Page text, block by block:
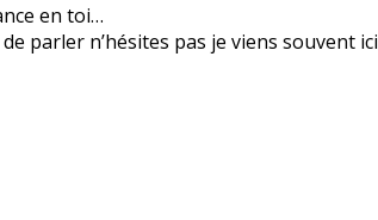
en toi…
parler n’hésites pas je viens souvent ici